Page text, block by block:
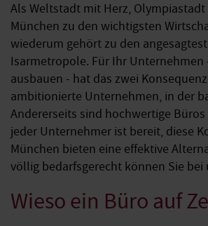
Als Weltstadt mit Herz,
München zu den wichtigsten
wiederum gehört zu den
Isarmetropole. Für Ihr Unternehmen
ausbauen - hat das zwei
ambitionierte Unternehmen, in der
Andererseits sind hochwertige
jeder Unternehmer ist bereit, diese
München bieten eine effektive
völlig bedarfsgerecht können Sie
Wieso ein Büro auf